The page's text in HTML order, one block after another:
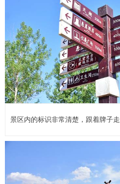
景区内的标识非常清楚，跟着牌子